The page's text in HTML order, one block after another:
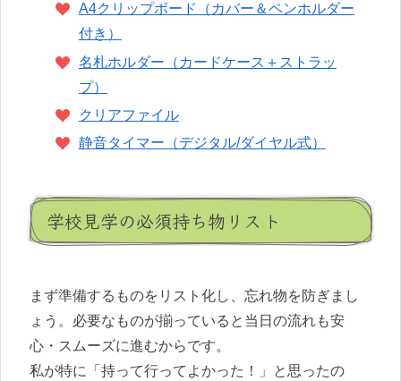
A4クリップボード（カバー＆ペンホルダー
付き）
名札ホルダー（カードケース＋ストラッ
プ）
クリアファイル
静音タイマー（デジタル/ダイヤル式）
学校見学の必須持ち物リスト
まず準備するものをリスト化し、忘れ物を防ぎまし
ょう。必要なものが揃っていると当日の流れも安
心・スムーズに進むからです。
私が特に「持って行ってよかった！」と思ったの